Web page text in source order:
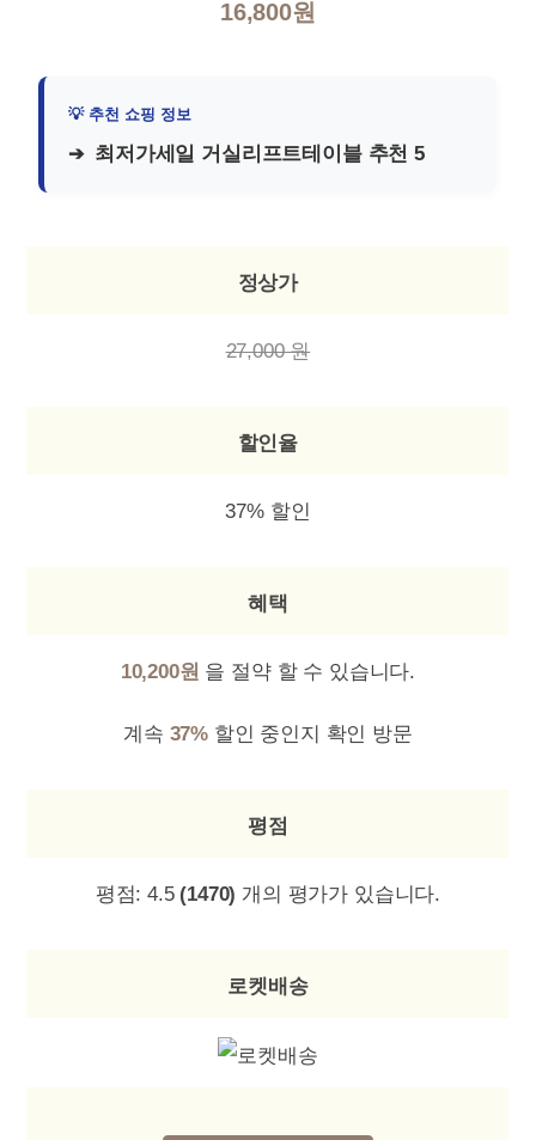
16,800원
최저가세일 거실리프트테이블 추천 5
정상가
27,000 원
할인율
37% 할인
혜택
10,200원 을 절약 할 수 있습니다.
계속 37% 할인 중인지 확인 방문
평점
평점: 4.5 (1470) 개의 평가가 있습니다.
로켓배송